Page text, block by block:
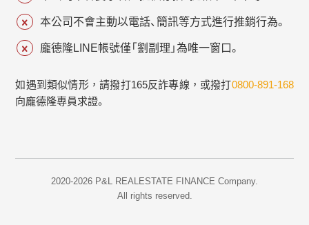
本公司不會主動以電話、簡訊等方式進行推銷行為。
龐德隆LINE帳號僅「劉副理」為唯一窗口。
如遇到類似情形，請撥打165反詐專線，或撥打0800-891-168
向龐德隆專員求證。
2020-2026 P&L REALESTATE FINANCE Company.
All rights reserved.